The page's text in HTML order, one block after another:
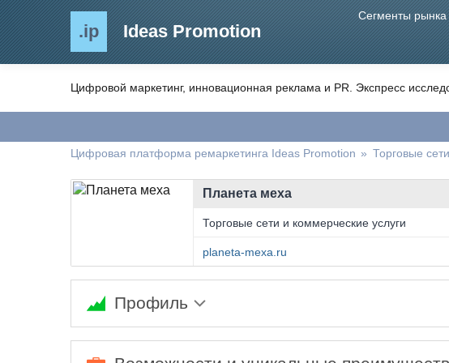
.ip Ideas Promotion
Сегменты
Цифровой маркетинг, инновационная реклама и PR. Экспресс
Цифровая платформа ремаркетинга Ideas Promotion » Торговые
Планета меха
Торговые сети и коммерческие услуги
planeta-mexa.ru
Профиль